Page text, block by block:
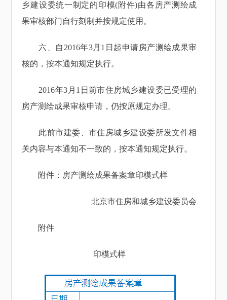
乡建设委统一制定的印模(附件)由各房产测绘成
果审核部门自行刻制并按规定使用。
六、自2016年3月1日起申请房产测绘成果审
核的，按本通知规定执行。
2016年3月1日前市住房城乡建设委已受理的
房产测绘成果审核申请，仍按原规定办理。
此前市建委、市住房城乡建设委所发文件相
关内容与本通知不一致的，按本通知规定执行。
附件：房产测绘成果备案章印模式样
北京市住房和城乡建设委员会
附件
印模式样